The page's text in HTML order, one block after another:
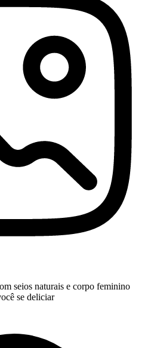
seios naturais e corpo feminino
se deliciar